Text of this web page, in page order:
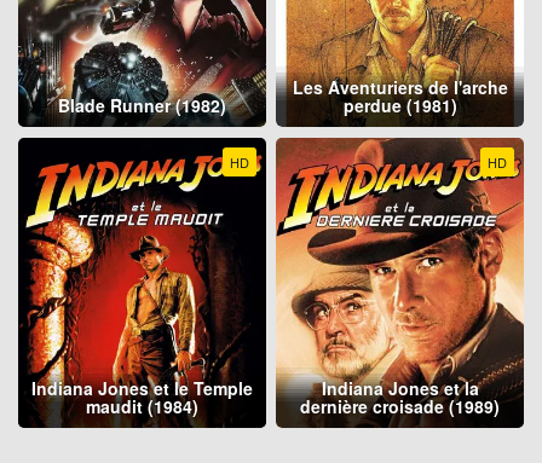
Blade Runner (1982)
Les Aventuriers de l'arche
perdue (1981)
HD
Indiana Jones et le Temple
maudit (1984)
HD
Indiana Jones et la
dernière croisade (1989)